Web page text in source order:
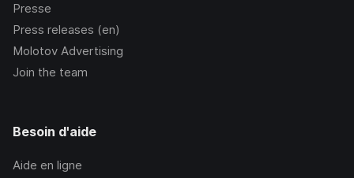
Presse
Press releases (en)
Molotov Advertising
Join the team
Besoin d'aide
Aide en ligne